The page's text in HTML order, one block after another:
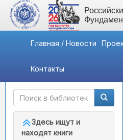
Главная / Новости
Контакты
Быстрый доступ
Здесь ищут и
находят книги